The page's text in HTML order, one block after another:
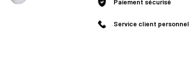
Paiement sécurisé
Service client personnel